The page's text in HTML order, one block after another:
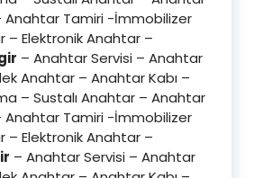
Anahtar Tamiri -İmmobilizer
– Elektronik Anahtar –
– Anahtar Servisi – Anahtar
Anahtar – Anahtar Kabı –
– Sustalı Anahtar – Anahtar
Anahtar Tamiri -İmmobilizer
– Elektronik Anahtar –
– Anahtar Servisi – Anahtar